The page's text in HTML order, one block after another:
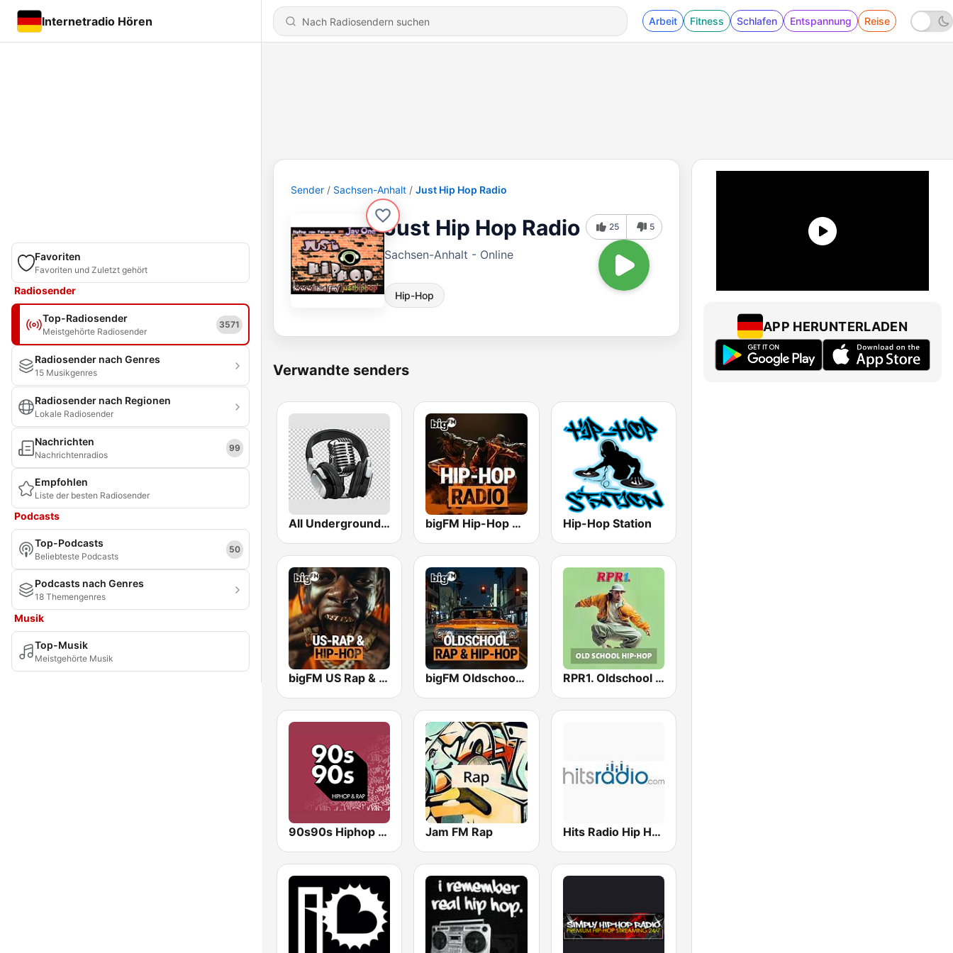
Internetradio Hören Arbeit Fitness Schlafen Entspannung Reise
Favoriten
Favoriten und Zuletzt gehört
Radiosender
Top-Radiosender
Meistgehörte Radiosender
3571
Radiosender nach Genres
15 Musikgenres
Radiosender nach Regionen
Lokale Radiosender
Nachrichten
Nachrichtenradios
99
Empfohlen
Liste der besten Radiosender
Podcasts
Top-Podcasts
Beliebteste Podcasts
50
Podcasts nach Genres
18 Themengenres
Musik
Top-Musik
Meistgehörte Musik
Sender Sachsen-Anhalt Just Hip Hop Radio
Just Hip Hop Radio
Sachsen-Anhalt - Online
Hip-Hop
25 5
Verwandte senders
All Underground Hip Hop Radio bigFM Hip-Hop Radio Hip-Hop Station
bigFM US Rap & Hip-Hop bigFM Oldschool Rap & Hip-Hop RPR1. Oldschool Hip-Hop
90s90s Hiphop & Rap Jam FM Rap Hits Radio Hip Hop / RnB
APP HERUNTERLADEN